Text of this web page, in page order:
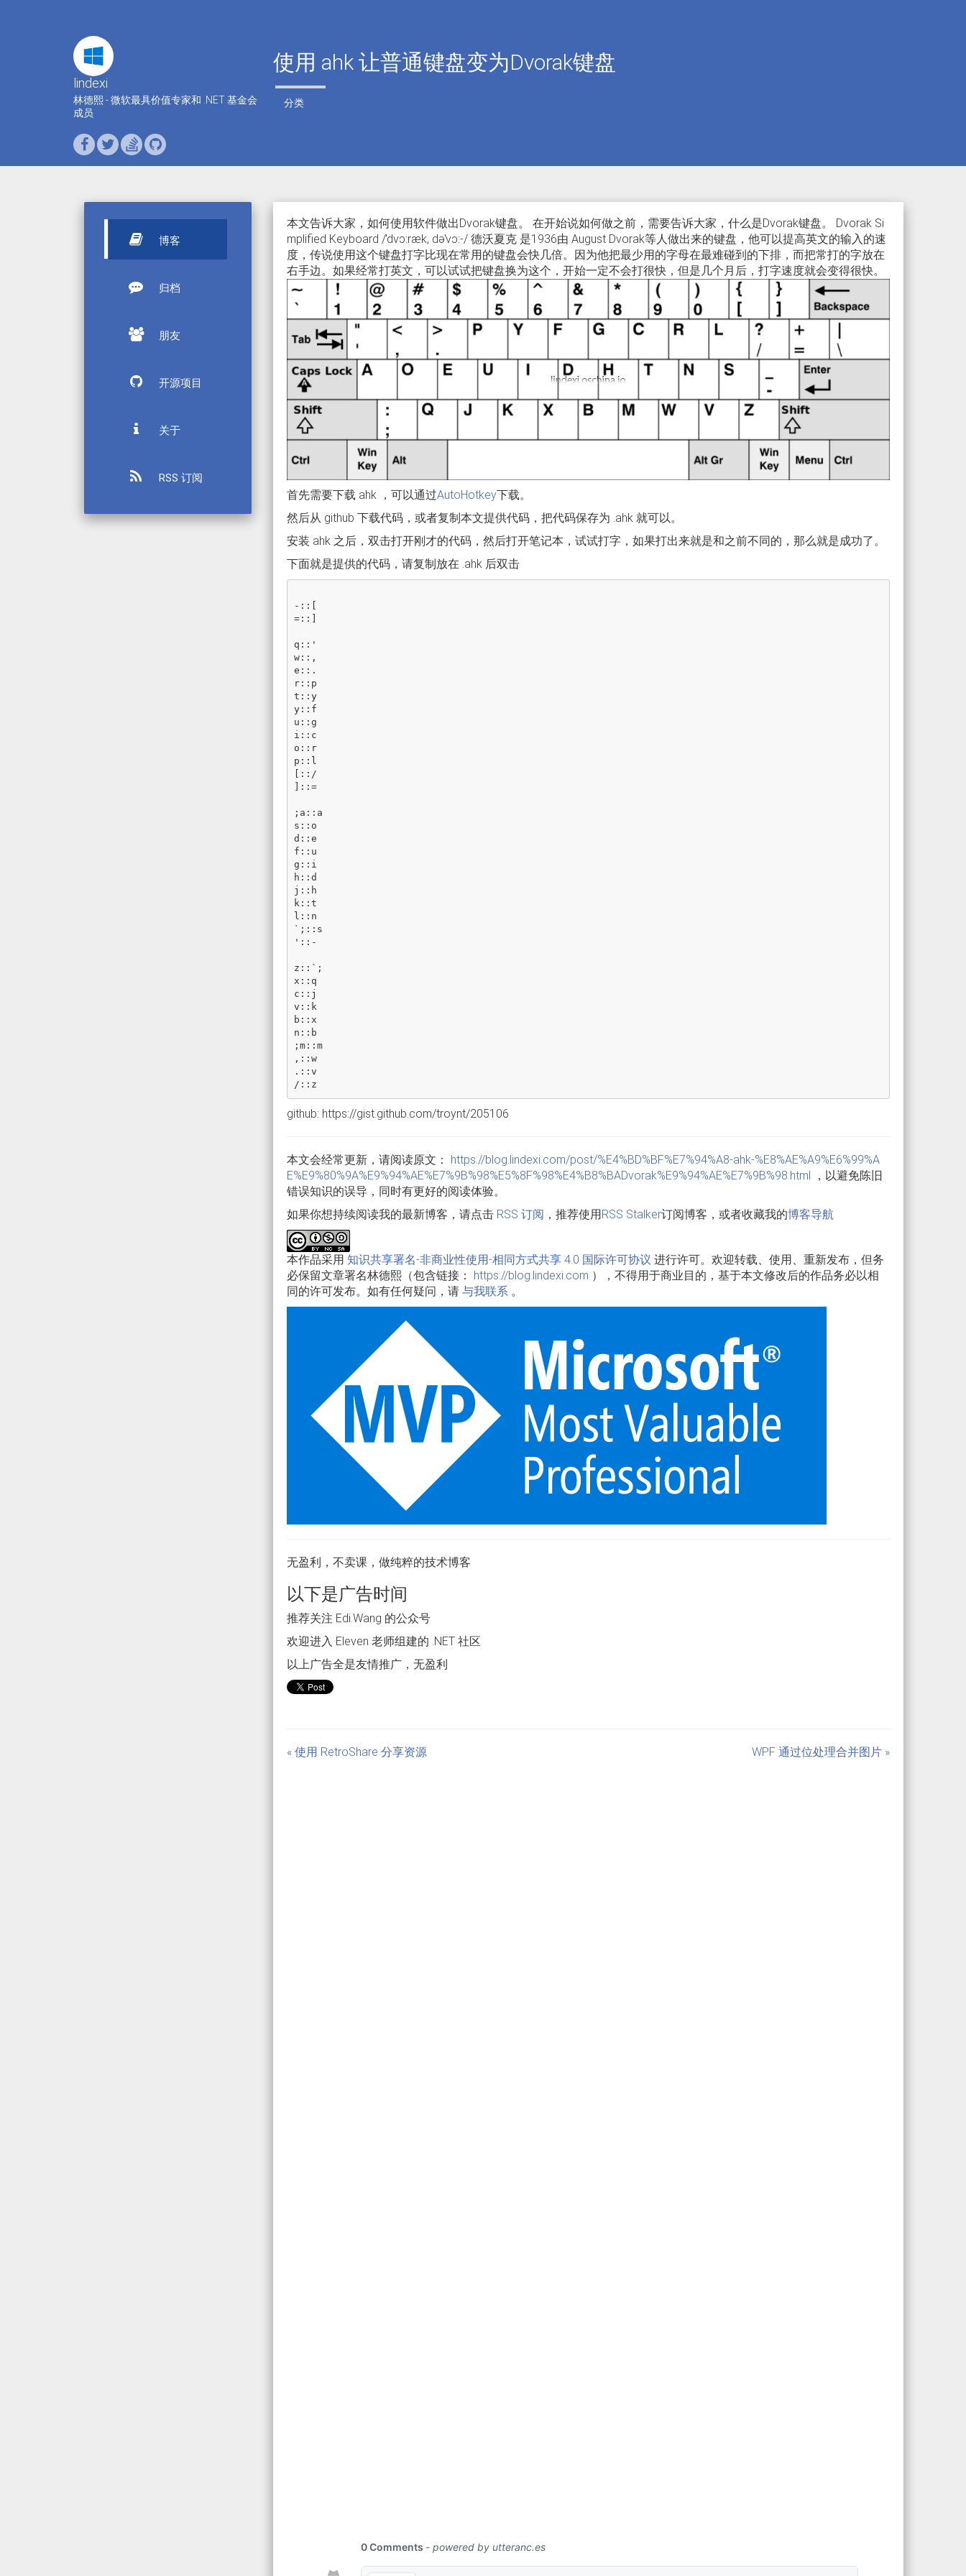
lindexi
林德熙 - 微软最具价值专家和 .NET 基金会
成员
使用 ahk 让普通键盘变为Dvorak键盘
分类
博客
归档
朋友
开源项目
关于
RSS 订阅
本文告诉大家，如何使用软件做出Dvorak键盘。 在开始说如何做之前，需要告诉大家，什么是Dvorak键盘。 Dvorak Si
mplified Keyboard /ˈdvɔːræk, dəˈvɔː-/ 德沃夏克 是1936由 August Dvorak等人做出来的键盘，他可以提高英文的输入的速
度，传说使用这个键盘打字比现在常用的键盘会快几倍。因为他把最少用的字母在最难碰到的下排，而把常打的字放在
右手边。如果经常打英文，可以试试把键盘换为这个，开始一定不会打很快，但是几个月后，打字速度就会变得很快。
首先需要下载 ahk ，可以通过AutoHotkey下载。
然后从 github 下载代码，或者复制本文提供代码，把代码保存为 .ahk 就可以。
安装 ahk 之后，双击打开刚才的代码，然后打开笔记本，试试打字，如果打出来就是和之前不同的，那么就是成功了。
下面就是提供的代码，请复制放在 .ahk 后双击
-::[
=::]
q :: '
w ::,
e ::.
r :: p
t :: y
y :: f
u :: g
i :: c
o :: r
p :: l
[::/
]::=
; a :: a
s :: o
d :: e
f :: u
g :: i
h :: d
j :: h
k :: t
l :: n
` ;:: s
' ::-
z :: ` ;
x :: q
c :: j
v :: k
b :: x
n :: b
; m :: m
,:: w
.:: v
/:: z
github: https://gist.github.com/troynt/205106
本文会经常更新，请阅读原文： https://blog.lindexi.com/post/%E4%BD%BF%E7%94%A8-ahk-%E8%AE%A9%E6%99%A
E%E9%80%9A%E9%94%AE%E7%9B%98%E5%8F%98%E4%B8%BADvorak%E9%94%AE%E7%9B%98.html ，以避免陈旧
错误知识的误导，同时有更好的阅读体验。
如果你想持续阅读我的最新博客，请点击 RSS 订阅 ，推荐使用RSS Stalker订阅博客，或者收藏我的博客导航
本作品采用 知识共享署名-非商业性使用-相同方式共享 4.0 国际许可协议 进行许可。欢迎转载、使用、重新发布，但务
必保留文章署名林德熙（包含链接： https://blog.lindexi.com ），不得用于商业目的，基于本文修改后的作品务必以相
同的许可发布。如有任何疑问，请 与我联系。
无盈利，不卖课，做纯粹的技术博客
以下是广告时间
推荐关注 Edi.Wang 的公众号
欢迎进入 Eleven 老师组建的 .NET 社区
以上广告全是友情推广，无盈利
« 使用 RetroShare 分享资源 WPF 通过位处理合并图片 »